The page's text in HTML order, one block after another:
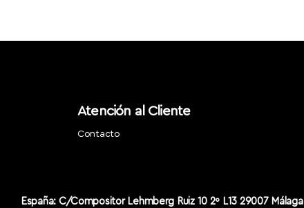
Atención al Cliente
Contacto
España: C/Compositor Lehmberg Ruiz 10 2º L13 29007 Málaga